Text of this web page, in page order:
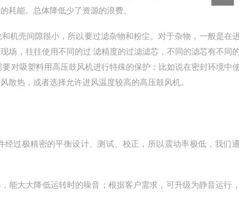
耗能。总体降低少了资源的浪费。
机壳间隙很小，所以要过滤杂物和粉尘。对于杂物，一般是在
场，往往使用不同的过 滤精度的过滤滤芯，不同的滤芯有不同
对吸塑料用高压鼓风机进行特殊的保护：比如说在密封环境中
散热，或者选择允许进风温度较高的高压鼓风机。
过极精密的平衡设计、测试、校正，所以震动率极低，我们
能大大降低运转时的噪音；根据客户需求，可升级为静音运行